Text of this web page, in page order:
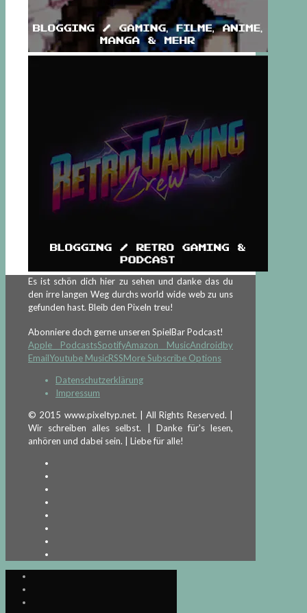
Es ist schön dich hier zu sehen und danke das du
den irre langen Weg durchs world wide web zu uns
gefunden hast. Bleib den Pixeln treu!
Abonniere doch gerne unseren SpielBar Podcast!
Apple PodcastsSpotifyAmazon MusicAndroidby
EmailYoutube MusicRSSMore Subscribe Options
Datenschutzerklärung
Impressum
© 2015 www.pixeltyp.net. | All Rights Reserved. |
Wir schreiben alles selbst. | Danke für's lesen,
anhören und dabei sein. | Liebe für alle!